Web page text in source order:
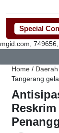
Special
Penjualan
mgid.com,
Home / Daerah
Tangerang